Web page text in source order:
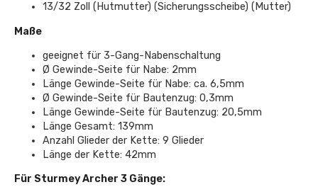
13/32 Zoll (Hutmutter) (Sicherungsscheibe) (Mutter)
Maße
geeignet für 3-Gang-Nabenschaltung
Ø Gewinde-Seite für Nabe: 2mm
Länge Gewinde-Seite für Nabe: ca. 6,5mm
Ø Gewinde-Seite für Bautenzug: 0,3mm
Länge Gewinde-Seite für Bautenzug: 20,5mm
Länge Gesamt: 139mm
Anzahl Glieder der Kette: 9 Glieder
Länge der Kette: 42mm
Für Sturmey Archer 3 Gänge: